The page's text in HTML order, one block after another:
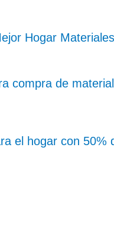
Hogar Materiales
compra de
el hogar con 50%